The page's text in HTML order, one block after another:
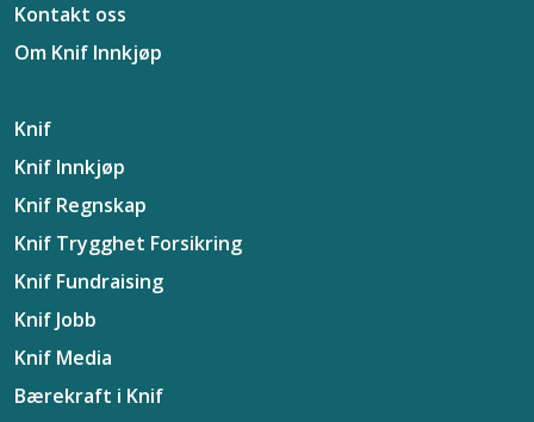
Kontakt oss
Om Knif Innkjøp
Knif
Knif Innkjøp
Knif Regnskap
Knif Trygghet Forsikring
Knif Fundraising
Knif Jobb
Knif Media
Bærekraft i Knif